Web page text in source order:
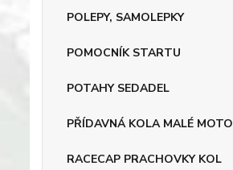
POLEPY, SAMOLEPKY
POMOCNÍK STARTU
POTAHY SEDADEL
PŘÍDAVNÁ KOLA MALÉ MOTO
RACECAP PRACHOVKY KOL